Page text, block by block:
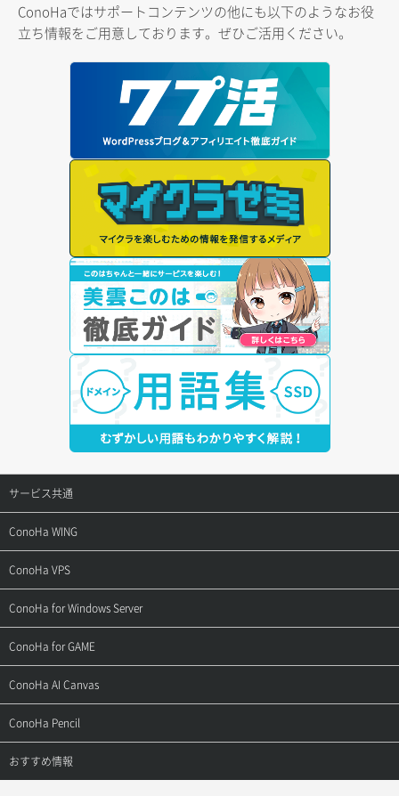
ConoHaではサポートコンテンツの他にも以下のようなお役
立ち情報をご用意しております。ぜひご活用ください。
サービス共通
サポートトップ
ご契約・お支払い
お問い合わせ
ConoHa WING
サポートトップ
ご利用ガイド
よくある質問
ConoHa VPS
サポートトップ
ご利用ガイド
APIドキュメントVPS3.0
ConoHa for Windows Server
サポートトップ
ご利用ガイド
APIドキュメントVPS3.0
ConoHa for GAME
サポートトップ
ご利用ガイド
ConoHa AI Canvas
サポートトップ
ご利用ガイド
ConoHa Pencil
サポートトップ
おすすめ情報